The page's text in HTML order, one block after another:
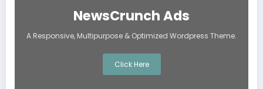
NewsCrunch Ads
A Responsive, Multipurpose & Optimized Wordpress Theme.
Click Here